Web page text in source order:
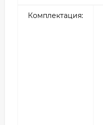
Комплектация: